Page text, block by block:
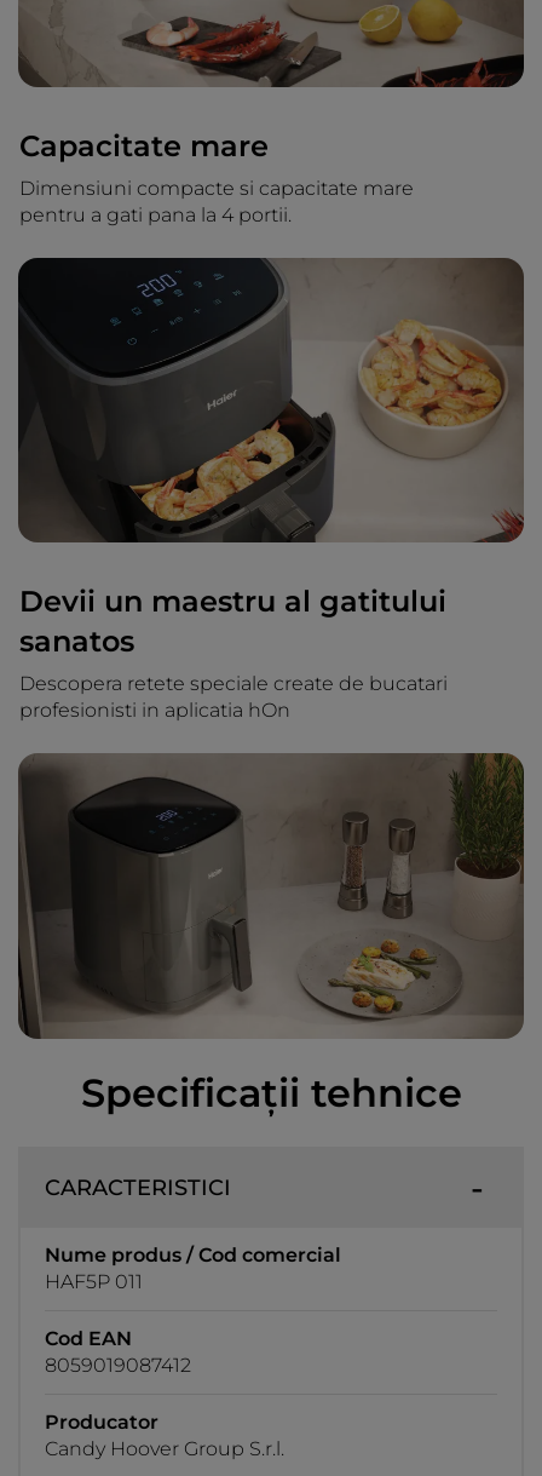
Capacitate mare
Dimensiuni compacte si capacitate mare
pentru a gati pana la 4 portii.
Devii un maestru al gatitului
sanatos
Descopera retete speciale create de bucatari
profesionisti in aplicatia hOn
Specificații tehnice
CARACTERISTICI
Nume produs / Cod comercial
HAF5P 011
Cod EAN
8059019087412
Producator
Candy Hoover Group S.r.l.